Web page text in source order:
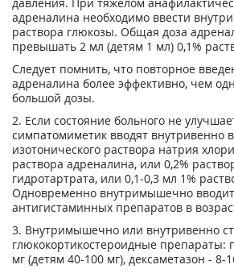
адреналина необходимо ввести
раствора глюкозы. Общая доза
превышать 2 мл (детям 1 мл) 0,1%
Следует помнить, что повторное
адреналина более эффективно, чем
большой дозы.
2. Если состояние больного не
симпатомиметик вводят внутривенно
изотонического раствора натрия
раствора адреналина, или 0,2%
гидротартрата, или 0,1-0,3 мл 1%
Одновременно внутримышечно
антигистаминных препаратов в
3. Внутримышечно или внутривенно
глюкокортикостероидные препараты:
мг (детям 40-100 мг), дексаметазон - 8-